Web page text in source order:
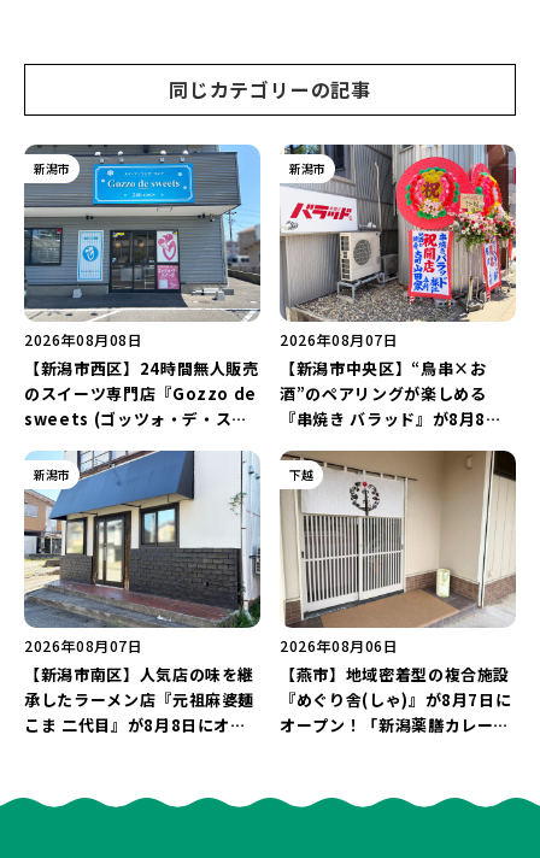
同じカテゴリーの記事
新潟市
2026年08月08日
【新潟市西区】24時間無人販売
のスイーツ専門店『Gozzo de
sweets (ゴッツォ・デ・スイ
店…。一部商品は姉妹店で販売
継続！
新潟市
2026年08月07日
【新潟市中央区】“鳥串×お
酒”のペアリングが楽しめる
『串焼き バラッド』が8月8日
インアップ♪
新潟市
2026年08月07日
【新潟市南区】人気店の味を継
承したラーメン店『元祖麻婆麺
こま 二代目』が8月8日にオー
下越
2026年08月06日
【燕市】地域密着型の複合施設
『めぐり舎(しゃ)』が8月7日に
オープン！「新潟薬膳カレー
う♪